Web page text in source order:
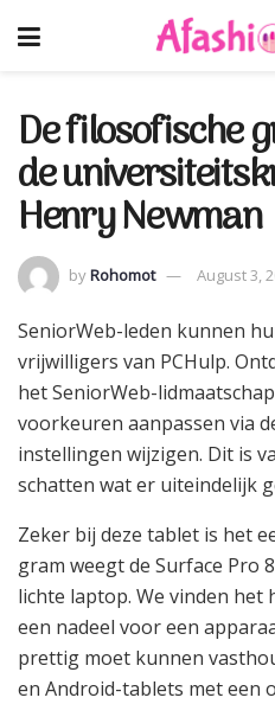
De filosofische
de
Henry Newman
byRohomot August 3,
SeniorWeb-leden kunnen
vrijwilligers van PCHulp.
het SeniorWeb-
voorkeuren aanpassen via
instellingen wijzigen. Dit is
schatten wat er uiteindelijk
Zeker bij deze tablet is het
gram weegt de Surface Pro
lichte laptop. We vinden
een nadeel voor een
prettig moet kunnen
en Android-tablets met een